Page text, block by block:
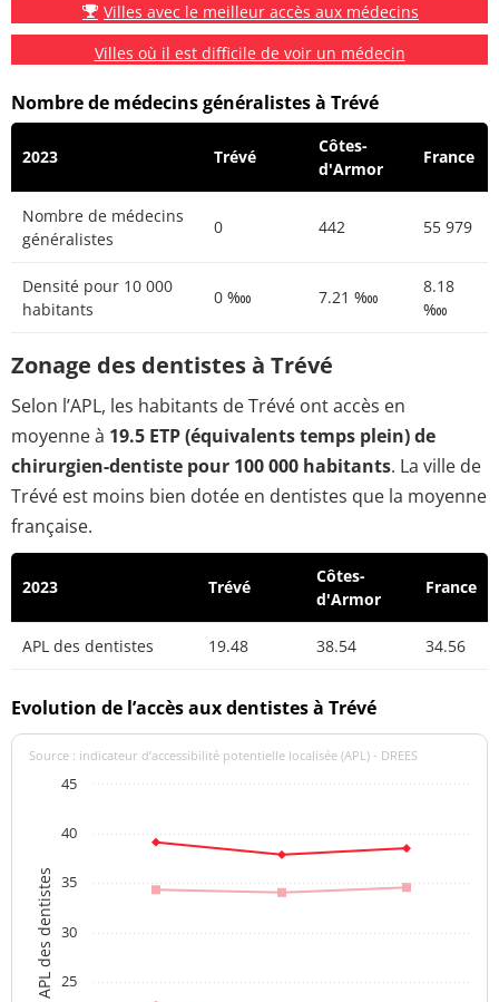
Villes avec le meilleur accès aux médecins
Villes où il est difficile de voir un médecin
Nombre de médecins généralistes à Trévé
2023 Trévé
Côtes-
d'Armor
France
Nombre de médecins
généralistes
0 442 55 979
Densité pour 10 000
habitants
0 ‱ 7.21 ‱
8.18
‱
Zonage des dentistes à Trévé
Selon l’APL, les habitants de Trévé ont accès en
moyenne à 19.5 ETP (équivalents temps plein) de
chirurgien-dentiste pour 100 000 habitants. La ville de
Trévé est moins bien dotée en dentistes que la moyenne
française.
2023 Trévé
Côtes-
d'Armor
France
APL des dentistes 19.48 38.54 34.56
Evolution de l’accès aux dentistes à Trévé
APL des dentistes
Source : indicateur d’accessibilité potentielle localisée (APL) - DREES
25
30
35
40
45